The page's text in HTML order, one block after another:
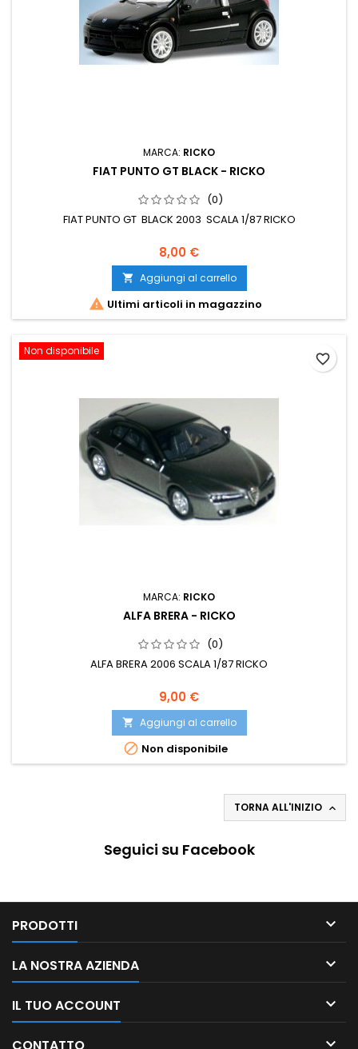
MARCA: RICKO
FIAT PUNTO GT BLACK - RICKO
(0)
FIAT PUNTO GT BLACK 2003 SCALA 1/87 RICKO
8,00 €
 Aggiungi al carrello
 Ultimi articoli in magazzino
Non disponibile
MARCA: RICKO
ALFA BRERA - RICKO
(0)
ALFA BRERA 2006 SCALA 1/87 RICKO
9,00 €
 Aggiungi al carrello
 Non disponibile
favorite_border
TORNA ALL'INIZIO 
Seguici su Facebook
PRODOTTI 
LA NOSTRA AZIENDA 
IL TUO ACCOUNT 
